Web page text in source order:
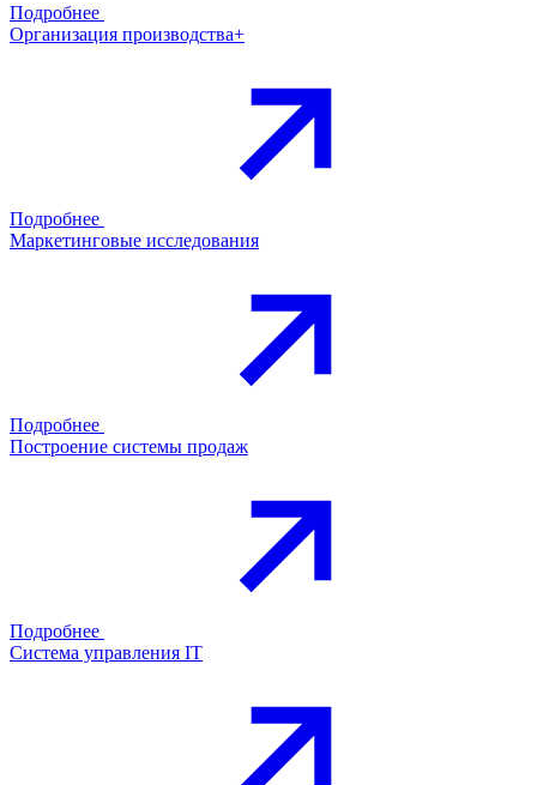
Подробнее
Организация производства+
Подробнее
Маркетинговые исследования
Подробнее
Построение системы продаж
Подробнее
Система управления IT